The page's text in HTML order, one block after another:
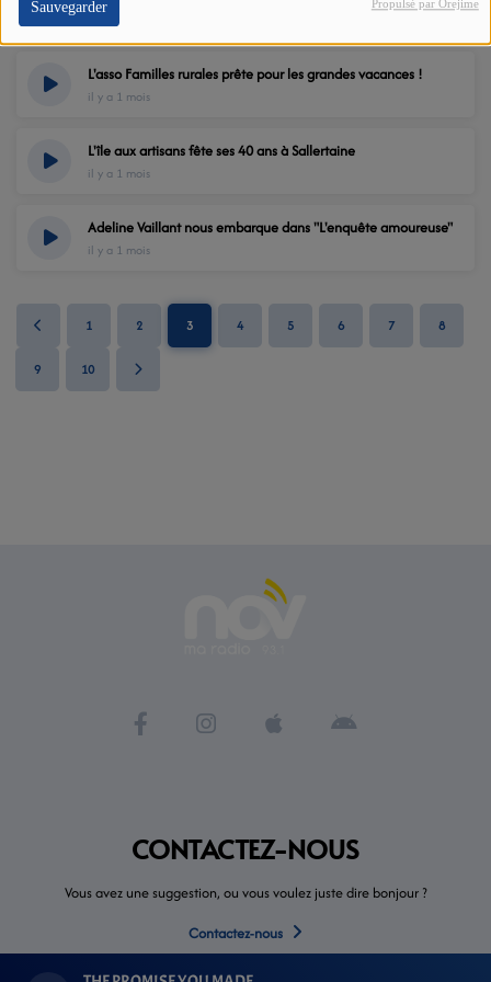
Sauvegarder Propulsé par Orejime
il y a 1 mois
L'asso Familles rurales prête pour les grandes vacances !
il y a 1 mois
L'île aux artisans fête ses 40 ans à Sallertaine
il y a 1 mois
Adeline Vaillant nous embarque dans "L'enquête amoureuse"
il y a 1 mois
1 2 3 4 5 6 7 8
9 10
CONTACTEZ-NOUS
Vous avez une suggestion, ou vous voulez juste dire bonjour ?
Contactez-nous